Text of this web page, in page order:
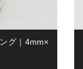
グ｜4mm×